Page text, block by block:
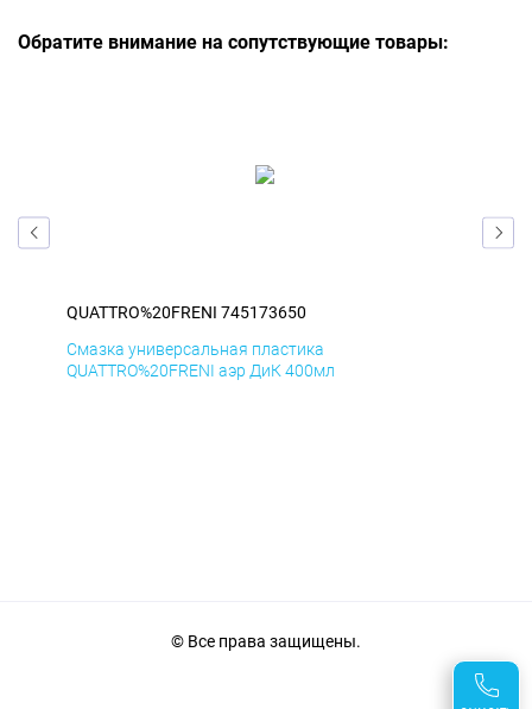
Обратите внимание на сопутствующие товары:
QUATTRO%20FRENI 745173650
Смазка универсальная пластика
QUATTRO%20FRENI аэр ДиК 400мл
© Все права защищены.